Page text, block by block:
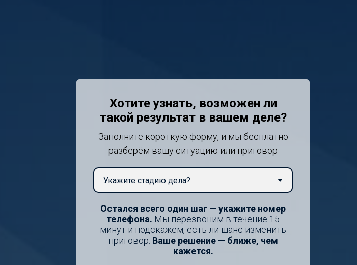
Хотите узнать, возможен ли
такой результат в вашем деле?
Заполните короткую форму, и мы бесплатно
разберём вашу ситуацию или приговор
Остался всего один шаг — укажите номер
телефона. Мы перезвоним в течение 15
минут и подскажем, есть ли шанс изменить
приговор. Ваше решение — ближе, чем
кажется.